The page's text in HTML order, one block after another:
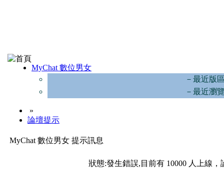
MyChat 數位男女
－最近版
－最近瀏
»
論壇提示
MyChat 數位男女 提示訊息
狀態:發生錯誤,目前有 10000 人上線